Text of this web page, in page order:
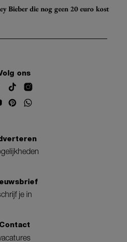
Bieber die nog geen 20 euro kost
ons
je in
Contact